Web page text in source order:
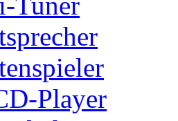
Player